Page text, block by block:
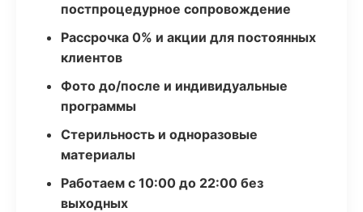
постпроцедурное сопровождение
Рассрочка 0% и акции для постоянных
клиентов
Фото до/после и индивидуальные
программы
Стерильность и одноразовые
материалы
Работаем с 10:00 до 22:00 без
выходных